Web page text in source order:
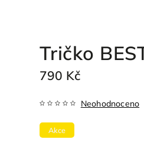
Tričko
790 Kč
Akce
Neohodnoceno